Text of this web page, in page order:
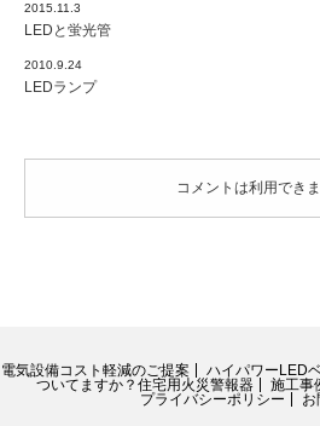
2015.11.3
LEDと蛍光管
2010.9.24
LEDランプ
コメントは利用できま
電気設備コスト軽減のご提案 ハイパワーLED
ついてますか？住宅用火災警報器
施工事
プライバシーポリシー
お